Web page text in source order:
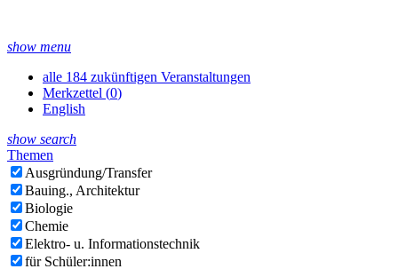
show menu
alle 184 zukünftigen Veranstaltungen
Merkzettel (0)
English
show search
Themen
Ausgründung/Transfer
Bauing., Architektur
Biologie
Chemie
Elektro- u. Informationstechnik
für Schüler:innen